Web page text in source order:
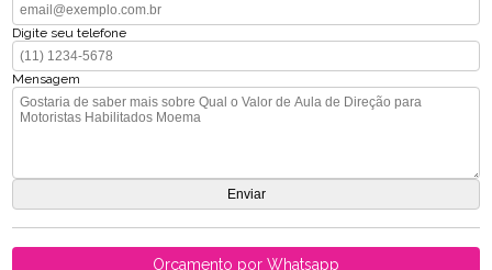
Digite seu telefone
Mensagem
Orçamento por Whatsapp